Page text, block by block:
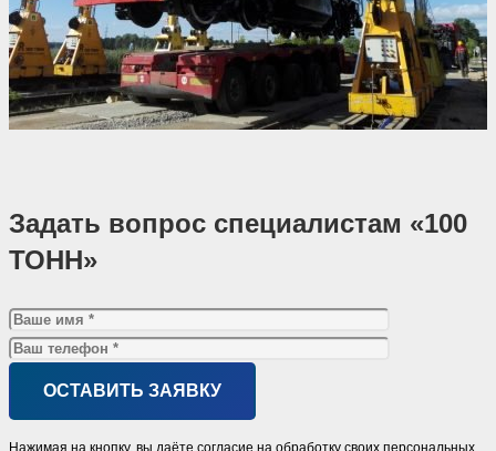
Задать вопрос специалистам «100
ТОНН»
Нажимая на кнопку, вы даёте согласие на обработку своих персональных